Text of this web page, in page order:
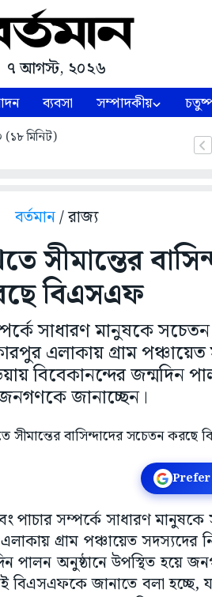
৭ আগস্ট, ২০২৬
ব্যবসা সম্পাদকীয়
মিনিট)
বর্তমান/ রাজ্য
সীমান্তের
বিএসএফ
সাধারণ মানুষকে
এলাকায় গ্রাম
জন্মদিন
জানাচ্ছেন।
Prefer
পাচার সম্পর্কে সাধারণ
এলাকায় গ্রাম পঞ্চায়েত
পালন অনুষ্ঠানে উপস্থিত হয়ে
বিএসএফকে জানাতে বলা হচ্ছে,